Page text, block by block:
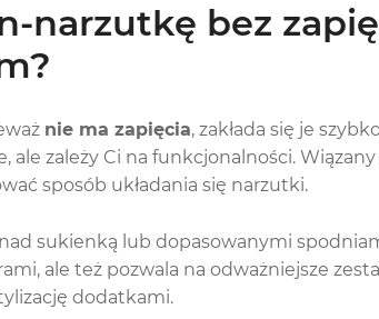
narzutkę bez
nie ma zapięcia, zakłada się je
ale zależy Ci na funkcjonalności.
sposób układania się narzutki.
sukienką lub dopasowanymi
ale też pozwala na odważniejsze
dodatkami.